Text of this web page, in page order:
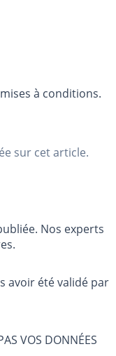
à conditions.
sur cet article.
Nos experts
avoir été validé par
VOS DONNÉES